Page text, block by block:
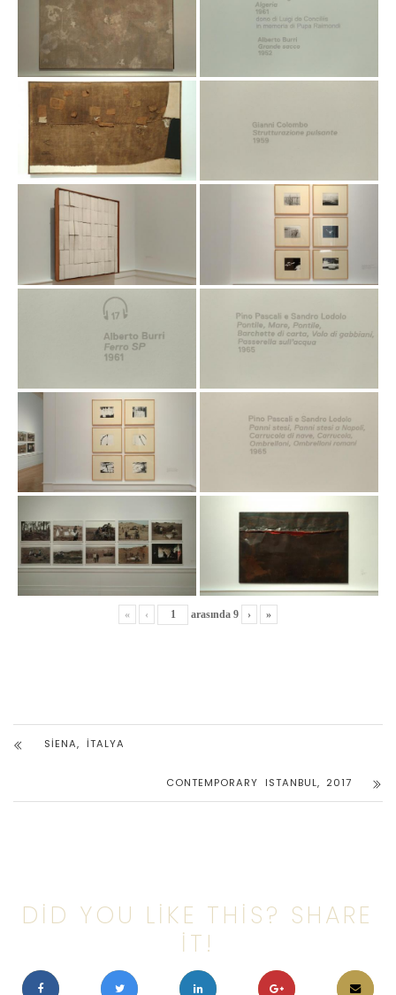
« ‹ arasında 9 › »
SIENA, İTALYA
CONTEMPORARY ISTANBUL, 2017
DID YOU LIKE THIS? SHARE
IT!